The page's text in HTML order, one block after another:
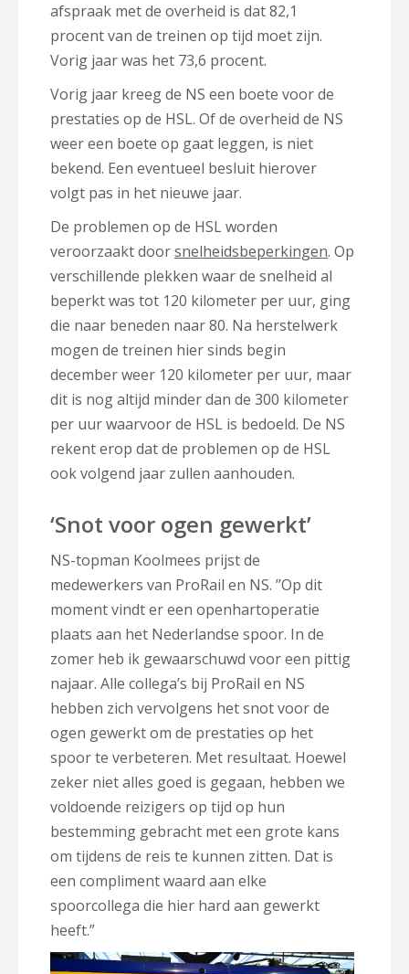
afspraak met de overheid is dat 82,1
procent van de treinen op tijd moet zijn.
Vorig jaar was het 73,6 procent.
Vorig jaar kreeg de NS een boete voor de
prestaties op de HSL. Of de overheid de NS
weer een boete op gaat leggen, is niet
bekend. Een eventueel besluit hierover
volgt pas in het nieuwe jaar.
De problemen op de HSL worden
veroorzaakt doorsnelheidsbeperkingen. Op
verschillende plekken waar de snelheid al
beperkt was tot 120 kilometer per uur, ging
die naar beneden naar 80. Na herstelwerk
mogen de treinen hier sinds begin
december weer 120 kilometer per uur, maar
dit is nog altijd minder dan de 300 kilometer
per uur waarvoor de HSL is bedoeld. De NS
rekent erop dat de problemen op de HSL
ook volgend jaar zullen aanhouden.
‘Snot voor ogen gewerkt’
NS-topman Koolmees prijst de
medewerkers van ProRail en NS. ’’Op dit
moment vindt er een openhartoperatie
plaats aan het Nederlandse spoor. In de
zomer heb ik gewaarschuwd voor een pittig
najaar. Alle collega’s bij ProRail en NS
hebben zich vervolgens het snot voor de
ogen gewerkt om de prestaties op het
spoor te verbeteren. Met resultaat. Hoewel
zeker niet alles goed is gegaan, hebben we
voldoende reizigers op tijd op hun
bestemming gebracht met een grote kans
om tijdens de reis te kunnen zitten. Dat is
een compliment waard aan elke
spoorcollega die hier hard aan gewerkt
heeft.”